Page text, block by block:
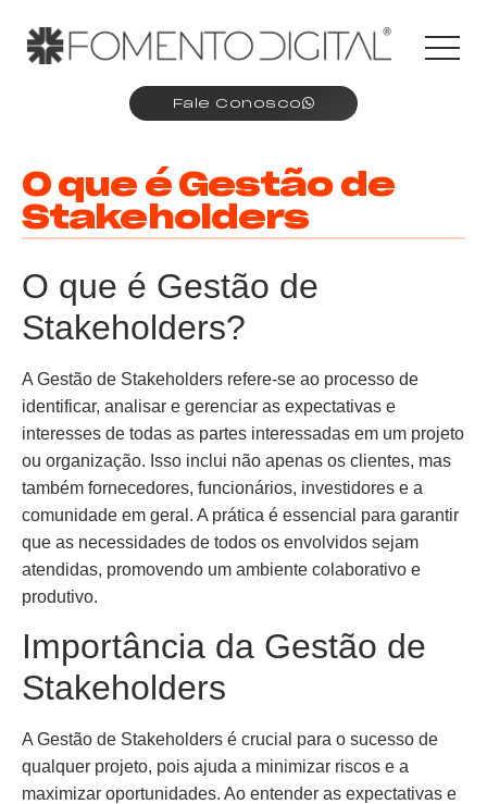
Fale Conosco
O que é Gestão de
Stakeholders
O que é Gestão de
Stakeholders?
A Gestão de Stakeholders refere-se ao processo de
identificar, analisar e gerenciar as expectativas e
interesses de todas as partes interessadas em um projeto
ou organização. Isso inclui não apenas os clientes, mas
também fornecedores, funcionários, investidores e a
comunidade em geral. A prática é essencial para garantir
que as necessidades de todos os envolvidos sejam
atendidas, promovendo um ambiente colaborativo e
produtivo.
Importância da Gestão de
Stakeholders
A Gestão de Stakeholders é crucial para o sucesso de
qualquer projeto, pois ajuda a minimizar riscos e a
maximizar oportunidades. Ao entender as expectativas e